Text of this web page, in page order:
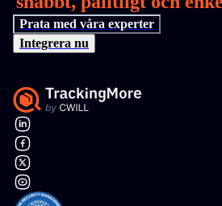
Prata med våra experter
Integrera nu